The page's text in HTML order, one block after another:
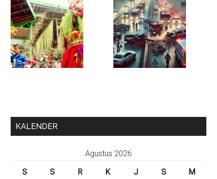
KALENDER
Agustus 2026
S
S R K J S M